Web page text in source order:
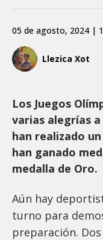
Llezica Xot
05 de agosto, 2024 |
Los Juegos
varias alegrías
han realizado
han ganado
medalla de Oro.
Aún hay
turno para
preparación.